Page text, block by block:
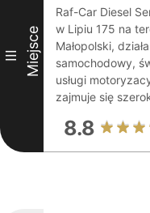
III Miejsce
Raf-Car Diesel
w Lipiu 175 na
Małopolski,
samochodowy,
usługi
zajmuje się
8.8